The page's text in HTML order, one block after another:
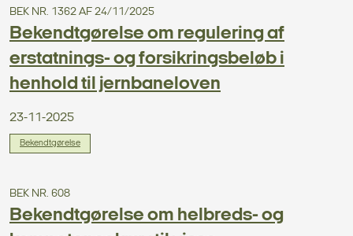
BEK NR. 1362 AF 24/11/2025
Bekendtgørelse om regulering af
erstatnings- og forsikringsbeløb i
henhold til jernbaneloven
23-11-2025
Bekendtgørelse
BEK NR. 608
Bekendtgørelse om helbreds- og